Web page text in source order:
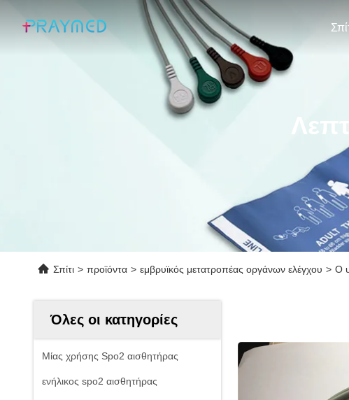
Σπίτι > προϊόντα > εμβρυϊκός μετατροπέας οργάνων ελέγχου > Ο
Όλες οι κατηγορίες
Μίας χρήσης Spo2 αισθητήρας
ενήλικος spo2 αισθητήρας